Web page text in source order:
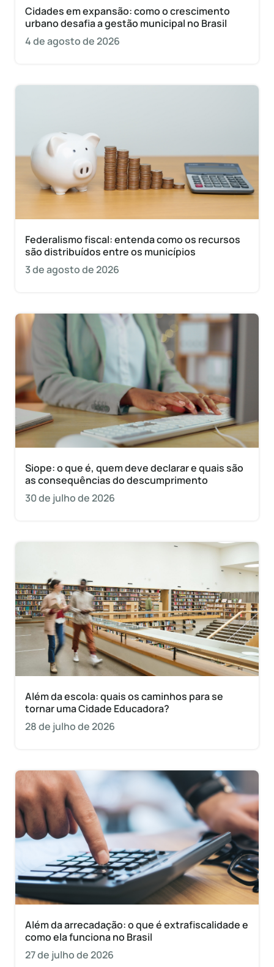
Cidades em expansão: como o crescimento
urbano desafia a gestão municipal no Brasil
4 de agosto de 2026
Federalismo fiscal: entenda como os recursos
são distribuídos entre os municípios
3 de agosto de 2026
Siope: o que é, quem deve declarar e quais são
as consequências do descumprimento
30 de julho de 2026
Além da escola: quais os caminhos para se
tornar uma Cidade Educadora?
28 de julho de 2026
Além da arrecadação: o que é extrafiscalidade e
como ela funciona no Brasil
27 de julho de 2026